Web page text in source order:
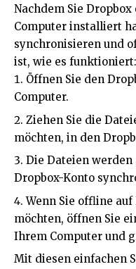
Nachdem Sie
Computer installiert
synchronisieren und
ist, wie es funktioniert:
Öffnen Sie den
Computer.
Ziehen Sie die
möchten, in den
Die Dateien
Dropbox-Konto
Wenn Sie offline
möchten, öffnen Sie
Ihrem Computer und
Mit diesen einfachen